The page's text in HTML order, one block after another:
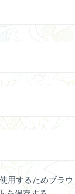
用するためブラ